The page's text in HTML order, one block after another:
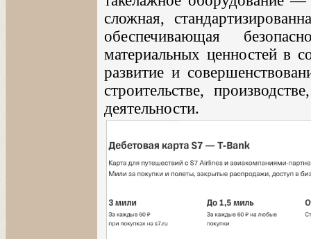
сложная,
обеспечивающая
материальных ценностей в
развитие и
строительстве,
деятельности.